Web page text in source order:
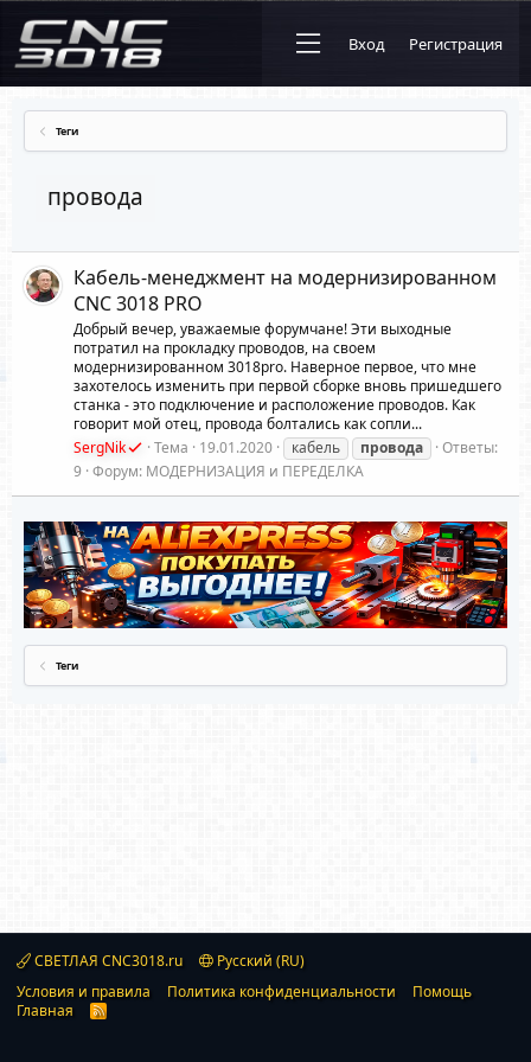
Вход Регистрация
Теги
провода
Кабель-менеджмент на модернизированном
CNC 3018 PRO
Добрый вечер, уважаемые форумчане! Эти выходные
потратил на прокладку проводов, на своем
модернизированном 3018pro. Наверное первое, что мне
захотелось изменить при первой сборке вновь пришедшего
станка - это подключение и расположение проводов. Как
говорит мой отец, провода болтались как сопли...
SergNik
Тема 19.01.2020 кабель провода
Ответы:
9 Форум: МОДЕРНИЗАЦИЯ и ПЕРЕДЕЛКА
Теги
СВЕТЛАЯ CNC3018.ru
Русский (RU)
Условия и правила
Политика конфиденциальности
Помощь
Главная
R
S